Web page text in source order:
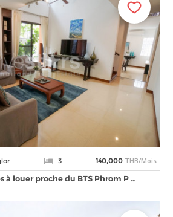
3 140,000 THB/Mois
à louer proche du BTS Phrom P …